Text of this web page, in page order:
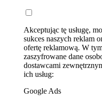
Akceptując tę usługę,
sukces naszych reklam
ofertę reklamową. W
zaszyfrowane dane
dostawcami
ich usług:
Google Ads